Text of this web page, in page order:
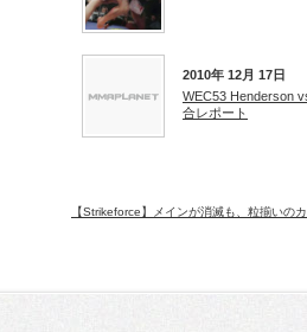
2010年 12月 17日
WEC53 Henderson
合レポート
【Strikeforce】メインが消滅も、粒揃いの